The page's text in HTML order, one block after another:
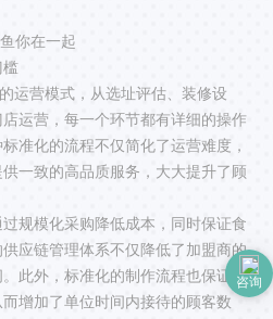
运营模式，从选址评估、装修设
运营，每一个环节都有详细的操作
准化的流程不仅简化了运营难度，
一致的高品质服务，大大提升了顾
规模化采购降低成本，同时保证食
应链管理体系不仅降低了加盟商的
此外，标准化的制作流程也保证了
增加了单位时间内接待的顾客数
咨询